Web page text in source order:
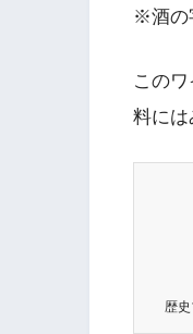
※酒の
この
料には
歴